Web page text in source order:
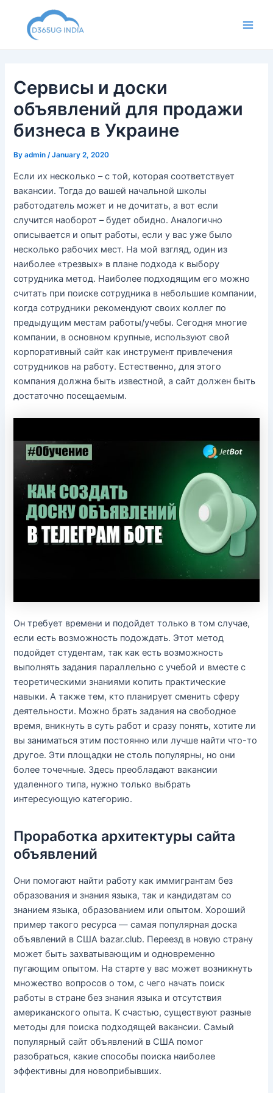
content
Сервисы и доски
объявлений для продажи
бизнеса в Украине
Byadmin/January 2, 2020
Если их несколько – с той, которая соответствует
вакансии. Тогда до вашей начальной школы
работодатель может и не дочитать, а вот если
случится наоборот – будет обидно. Аналогично
описывается и опыт работы, если у вас уже было
несколько рабочих мест. На мой взгляд, один из
наиболее «трезвых» в плане подхода к выбору
сотрудника метод. Наиболее подходящим его можно
считать при поиске сотрудника в небольшие компании,
когда сотрудники рекомендуют своих коллег по
предыдущим местам работы/учебы. Сегодня многие
компании, в основном крупные, используют свой
корпоративный сайт как инструмент привлечения
сотрудников на работу. Естественно, для этого
компания должна быть известной, а сайт должен быть
достаточно посещаемым.
Он требует времени и подойдет только в том случае,
если есть возможность подождать. Этот метод
подойдет студентам, так как есть возможность
выполнять задания параллельно с учебой и вместе с
теоретическими знаниями копить практические
навыки. А также тем, кто планирует сменить сферу
деятельности. Можно брать задания на свободное
время, вникнуть в суть работ и сразу понять, хотите ли
вы заниматься этим постоянно или лучше найти что-то
другое. Эти площадки не столь популярны, но они
более точечные. Здесь преобладают вакансии
удаленного типа, нужно только выбрать
интересующую категорию.
Проработка архитектуры сайта
объявлений
Они помогают найти работу как иммигрантам без
образования и знания языка, так и кандидатам со
знанием языка, образованием или опытом. Хороший
пример такого ресурса — самая популярная доска
объявлений в США bazar.club. Переезд в новую страну
может быть захватывающим и одновременно
пугающим опытом. На старте у вас может возникнуть
множество вопросов о том, с чего начать поиск
работы в стране без знания языка и отсутствия
американского опыта. К счастью, существуют разные
методы для поиска подходящей вакансии. Самый
популярный сайт объявлений в США помог
разобраться, какие способы поиска наиболее
эффективны для новоприбывших.